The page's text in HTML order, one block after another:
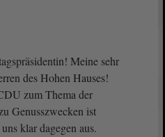
Meine sehr
des Hohen Hauses!
zum Thema der
Genusszwecken ist
klar dagegen aus.